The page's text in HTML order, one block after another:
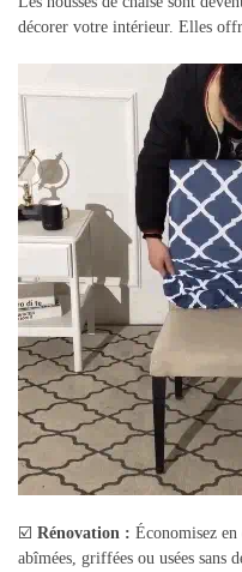
décorer votre intérieur. Elles
☑️ Rénovation : Économisez en
abîmées, griffées ou usées sans